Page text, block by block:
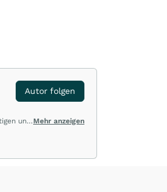
Autor folgen
Mehr anzeigen
und